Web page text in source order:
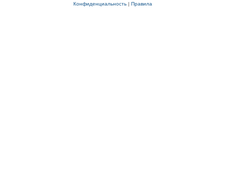
Конфиденциальность| Правила